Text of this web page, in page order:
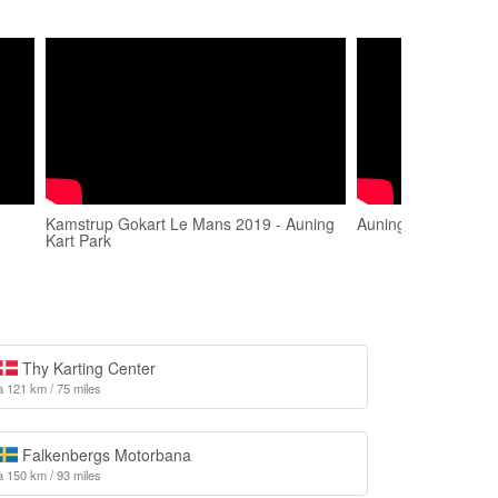
Kamstrup Gokart Le Mans 2019 - Auning
Kart Park
Auning Kart Park
Thy Karting Center
121 km / 75 miles
Falkenbergs Motorbana
150 km / 93 miles